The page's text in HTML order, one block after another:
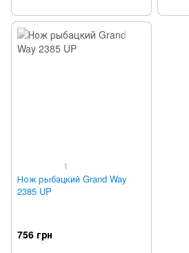
1
Нож рыбацкий Grand Way
2385 UP
756 грн